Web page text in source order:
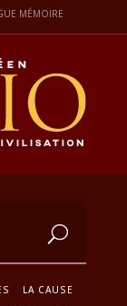
MÉMOIRE
LA CAUSE